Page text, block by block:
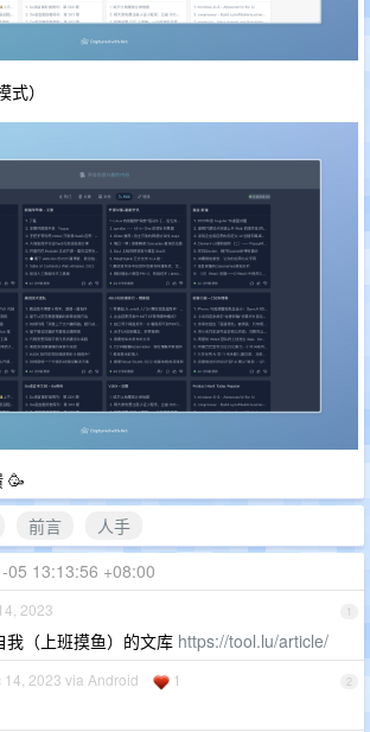
）
🥳
前言
人手
05 13:13:56 +08:00
1
2023
我（上班摸鱼）的文库 https://tool.lu/article/
2
14, 2023 via Android 1